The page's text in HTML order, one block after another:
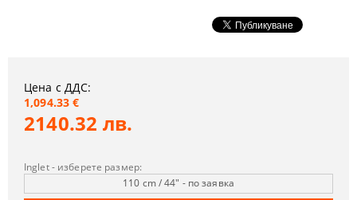
Цена с ДДС:
1,094.33 €
2140.32 лв.
Inglet - изберете размер:
110 cm / 44" - по заявка